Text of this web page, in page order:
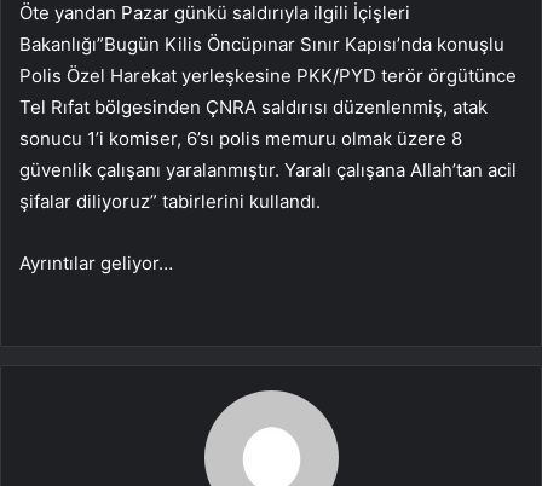
Öte yandan Pazar günkü saldırıyla ilgili İçişleri
Bakanlığı”Bugün Kilis Öncüpınar Sınır Kapısı’nda konuşlu
Polis Özel Harekat yerleşkesine PKK/PYD terör örgütünce
Tel Rıfat bölgesinden ÇNRA saldırısı düzenlenmiş, atak
sonucu 1’i komiser, 6’sı polis memuru olmak üzere 8
güvenlik çalışanı yaralanmıştır. Yaralı çalışana Allah’tan acil
şifalar diliyoruz” tabirlerini kullandı.
Ayrıntılar geliyor…